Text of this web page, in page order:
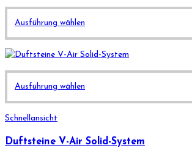
Ausführung wählen
Produkt
weist
auf.
Die
auf
Ausführung wählen
Produkt
Varianten
Schnellansicht
Duftsteine V-Air Solid-System